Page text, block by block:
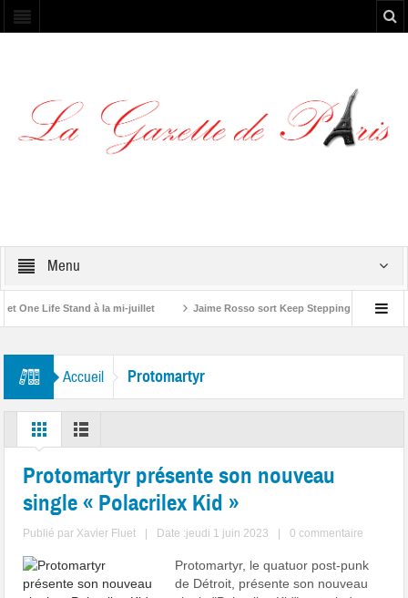
Menu
Life Stand à la mi-juillet Jaime Rosso sort Keep Stepping, son nouvel EP
Accueil Protomartyr
Protomartyr présente son nouveau
single « Polacrilex Kid »
Publié par Xavier Fluet Date :jeudi 1 juin 2023 0 commentaire
Protomartyr, le quatuor post-punk
de Détroit, présente son nouveau